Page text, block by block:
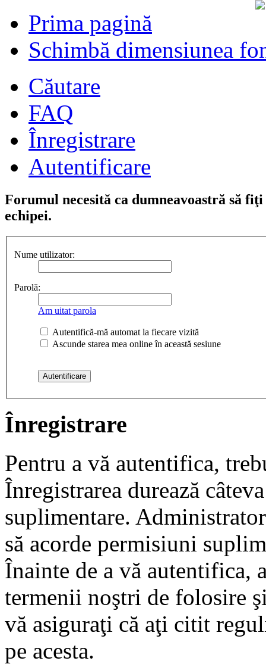
Prima pagină
Schimbă dimensiunea
Căutare
FAQ
Înregistrare
Autentificare
Forumul necesită ca dumneavoastră să
echipei.
Nume utilizator:
Parolă:
Am uitat parola
Autentifică-mă automat la fiecare vizită
Ascunde starea mea online în această sesiune
Înregistrare
Pentru a vă autentifica,
Înregistrarea durează
suplimentare.
să acorde permisiuni
Înainte de a vă autentifica,
termenii noştri de folosire
vă asiguraţi că aţi citit
pe acesta.